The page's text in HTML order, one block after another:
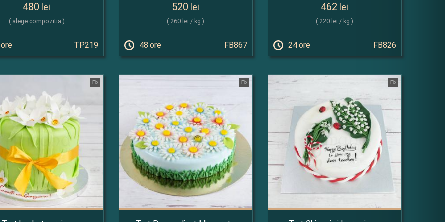
480 lei
( alege compozitia )
TP219
520 lei
( 260 lei / kg )
48 ore FB867
462 lei
( 220 lei / kg )
24 ore FB826
Fb Fb Fb